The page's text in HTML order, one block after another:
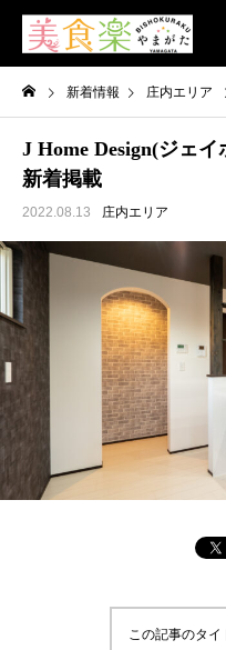
新着情報 庄内エリア
J Home Design(ジェ
新着掲載
2022.08.13 庄内エリア
この記事のタ